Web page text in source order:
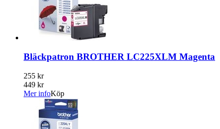
Bläckpatron BROTHER LC225XLM Magenta
255 kr
449 kr
Mer infoKöp